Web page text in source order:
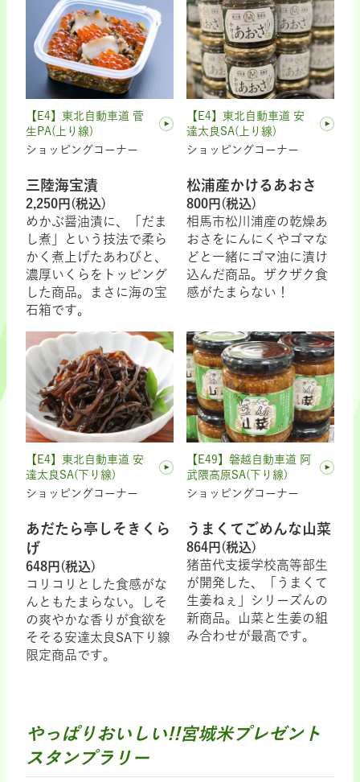
【E4】東北自動車道 菅
生PA(上り線)
ショッピングコーナー
三陸海宝漬
2,250円(税込)
めかぶ醤油漬に、「だま
し煮」という技法で柔ら
かく煮上げたあわびと、
濃厚いくらをトッピング
した商品。まさに海の宝
石箱です。
【E4】東北自動車道 安
達太良SA(上り線)
ショッピングコーナー
松浦産かけるあおさ
800円(税込)
相馬市松川浦産の乾燥あ
おさをにんにくやゴマな
どと一緒にゴマ油に漬け
込んだ商品。ザクザク食
感がたまらない！
【E4】東北自動車道 安
達太良SA(下り線)
ショッピングコーナー
あだたら亭しそきくら
げ
648円(税込)
コリコリとした食感がな
んともたまらない。しそ
の爽やかな香りが食欲を
そそる安達太良SA下り線
限定商品です。
【E49】磐越自動車道 阿
武隈高原SA(下り線)
ショッピングコーナー
うまくてごめんな山菜
864円(税込)
猪苗代支援学校高等部生
が開発した、「うまくて
生姜ねぇ」シリーズんの
新商品。山菜と生姜の組
み合わせが最高です。
やっぱりおいしい!!宮城米プレゼント
スタンプラリー